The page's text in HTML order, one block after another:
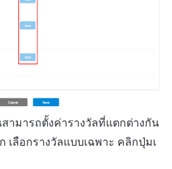
ามารถตั้งค่ารางวัลที่แตกต่างกัน
เลือกรางวัลแบบเฉพาะ คลิกปุ่มเ